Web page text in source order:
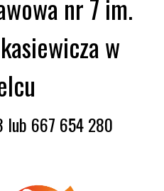
nr 7 im.
w
lub 667 654 280